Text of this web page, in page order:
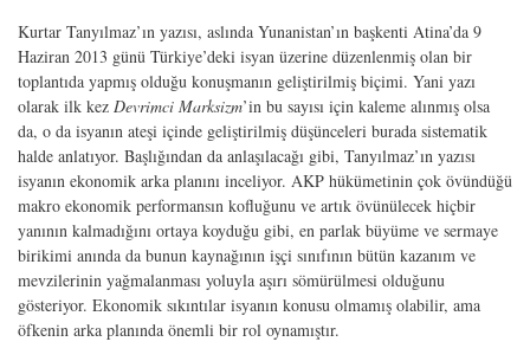
Kurtar Tanyılmaz’ın yazısı, aslında Yunanistan’ın başkenti Atina’da 9
Haziran 2013 günü Türkiye’deki isyan üzerine düzenlenmiş olan bir
toplantıda yapmış olduğu konuşmanın geliştirilmiş biçimi. Yani yazı
olarak ilk kez Devrimci Marksizm’in bu sayısı için kaleme alınmış olsa
da, o da isyanın ateşi içinde geliştirilmiş düşünceleri burada sistematik
halde anlatıyor. Başlığından da anlaşılacağı gibi, Tanyılmaz’ın yazısı
isyanın ekonomik arka planını inceliyor. AKP hükümetinin çok övündüğü
makro ekonomik performansın kofluğunu ve artık övünülecek hiçbir
yanının kalmadığını ortaya koyduğu gibi, en parlak büyüme ve sermaye
birikimi anında da bunun kaynağının işçi sınıfının bütün kazanım ve
mevzilerinin yağmalanması yoluyla aşırı sömürülmesi olduğunu
gösteriyor. Ekonomik sıkıntılar isyanın konusu olmamış olabilir, ama
öfkenin arka planında önemli bir rol oynamıştır.